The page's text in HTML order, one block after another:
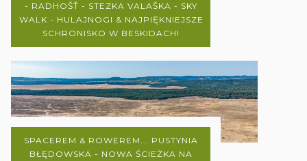
- RADHOŠŤ - STEZKA VALAŠKA - SKY
WALK - HULAJNOGI & NAJPIĘKNIEJSZE
SCHRONISKO W BESKIDACH!
SPACEREM & ROWEREM... PUSTYNIA
BŁĘDOWSKA - NOWA ŚCIEŻKA NA